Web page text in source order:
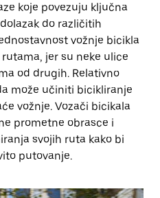
koje povezuju ključna
do različitih
vožnje bicikla
jer su neke ulice
od drugih. Relativno
može učiniti bicikliranje
vožnje. Vozači bicikala
prometne obrasce i
svojih ruta kako bi
putovanje.